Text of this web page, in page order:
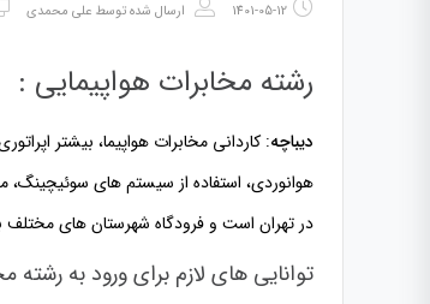
1401-05-12 ارسال شده توسط علی محمدی
رشته مخابرات هواپیمایی :
دیباچه: کاردانی مخابرات هواپیما، بیشتر
در تهران است و فرودگاه شهرستان های
توانایی های لازم برای ورود به رشته